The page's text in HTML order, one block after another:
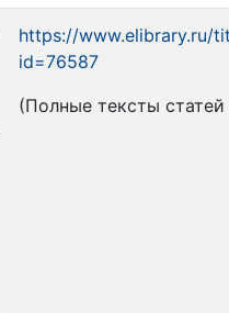
https://www.elibrary.ru/
id=76587
(Полные тексты